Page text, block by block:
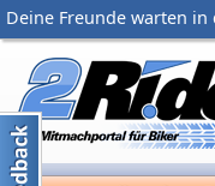
Deine Freunde warten in